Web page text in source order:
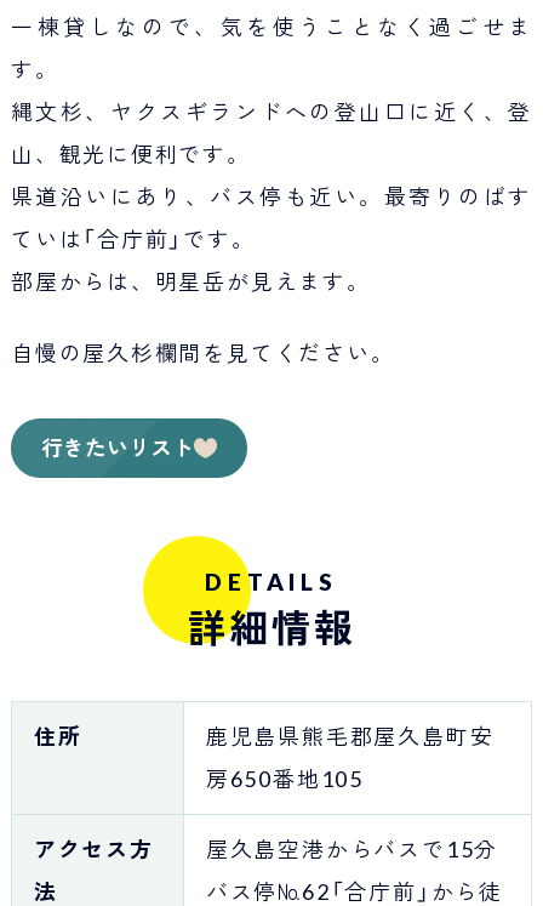
一棟貸しなので、気を使うことなく過ごせま
す。
縄文杉、ヤクスギランドへの登山口に近く、登
山、観光に便利です。
県道沿いにあり、バス停も近い。最寄りのばす
ていは「合庁前」です。
部屋からは、明星岳が見えます。
自慢の屋久杉欄間を見てください。
行きたいリスト
DETAILS
詳細情報
住所
鹿児島県熊毛郡屋久島町安
房650番地105
アクセス方
法
屋久島空港からバスで15分
バス停№62「合庁前」から徒